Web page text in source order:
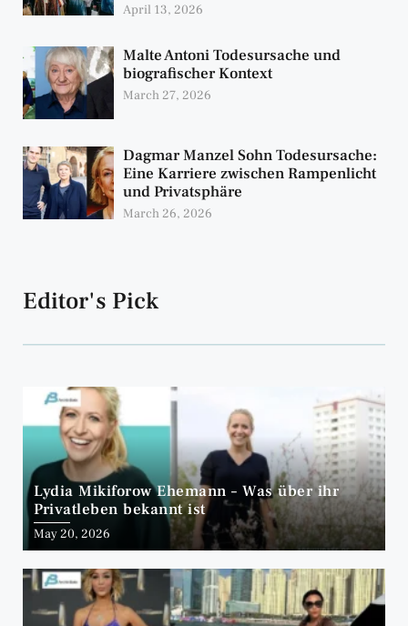
April 13, 2026
Malte Antoni Todesursache und
biografischer Kontext
March 27, 2026
Dagmar Manzel Sohn Todesursache:
Eine Karriere zwischen Rampenlicht
und Privatsphäre
March 26, 2026
Editor's Pick
Lydia Mikiforow Ehemann – Was über ihr
Privatleben bekannt ist
May 20, 2026